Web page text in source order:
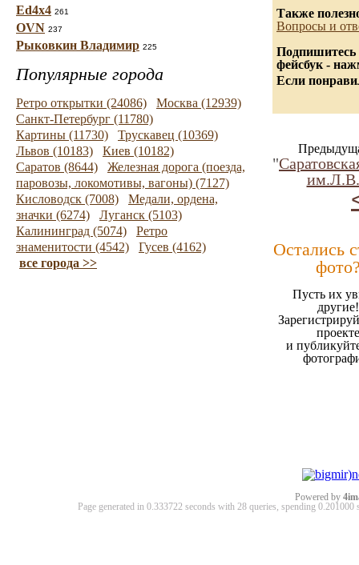
Ed4x4 261
OVN 237
Рыковкин Владимир 225
Популярные города
Ретро открытки (24086)
Москва (12939)
Санкт-Петербург (11780)
Картины (11730)
Трускавец (10369)
Львов (10183)
Киев (10182)
Саратов (8644)
Железная дорога (поезда,
паровозы, локомотивы, вагоны) (7127)
Кисловодск (7008)
Медали, ордена,
значки (6274)
Луганск (5103)
Калининград (5074)
Ретро
знаменитости (4542)
Гусев (4162)
все города >>
Также
Вопросы и
Подпишитесь
фейсбук -
Если
"
Остались
Пусть их
другие!
проекте
и
Powered by
Page generated in 0.333722 seconds with 28 queries, spending